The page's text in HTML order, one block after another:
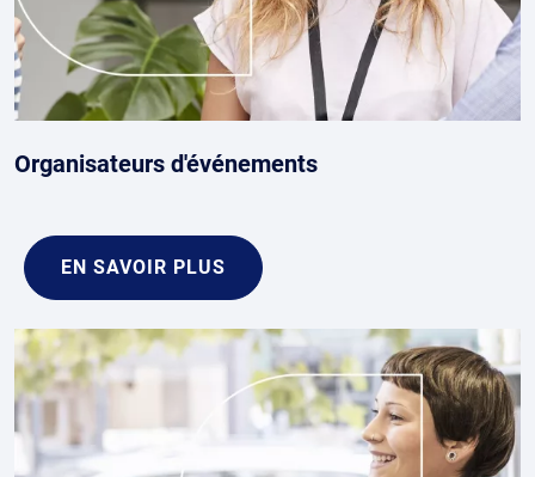
Organisateurs d'événements
EN SAVOIR PLUS